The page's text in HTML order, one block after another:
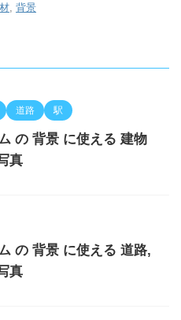
背景
道路 駅
の 背景 に使える 建物
真
の 背景 に使える 道路,
真